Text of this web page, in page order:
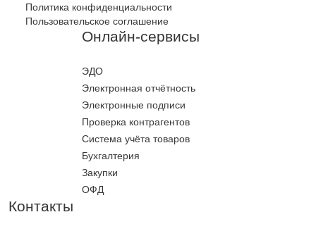
Политика конфиденциальности
Пользовательское соглашение
Онлайн-сервисы
ЭДО
Электронная отчётность
Электронные подписи
Проверка контрагентов
Система учёта товаров
Бухгалтерия
Закупки
ОФД
Контакты